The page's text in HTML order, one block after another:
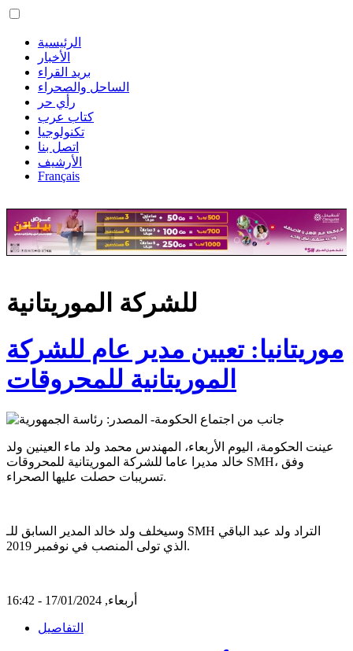
الرئيسية
الأخبار
بريد القراء
الساحل والصحراء
رأي حر
كتاب عرب
تكنولوجيا
اتصل بنا
الأرشيف
Français
للشركة الموريتانية
موريتانيا: تعيين مدير عام للشركة
الموريتانية للمحروقات
عينت الحكومة، اليوم الأربعاء، المهندس محمد ولد ماء العينين ولد
خالد مديرا عاما للشركة الموريتانية للمحروقات SMH، وفق
تسريبات حصلت عليها الصحراء.
وسيخلف ولد خالد المدير السابق للـ SMH التراد ولد عبد الباقي
الذي تولى المنصب في نوفمبر 2019.
أربعاء, 17/01/2024 - 16:42
التفاصيل